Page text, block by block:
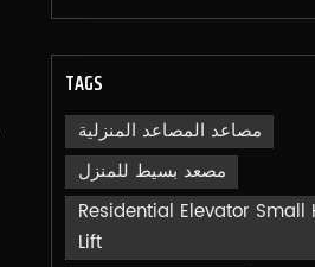
TAGS
مصاعد المصاعد المنزلية
مصعد بسيط للمنزل
Residential Elevator Small
Lift